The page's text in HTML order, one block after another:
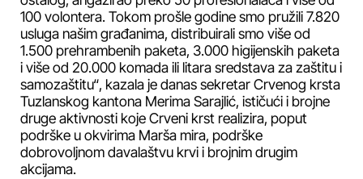
100 volontera. Tokom prošle godine smo pružili 7.820
usluga našim građanima, distribuirali smo više od
1.500 prehrambenih paketa, 3.000 higijenskih paketa
i više od 20.000 komada ili litara sredstava za zaštitu i
samozaštitu“, kazala je danas sekretar Crvenog krsta
Tuzlanskog kantona Merima Sarajlić, ističući i brojne
druge aktivnosti koje Crveni krst realizira, poput
podrške u okvirima Marša mira, podrške
dobrovoljnom davalaštvu krvi i brojnim drugim
akcijama.